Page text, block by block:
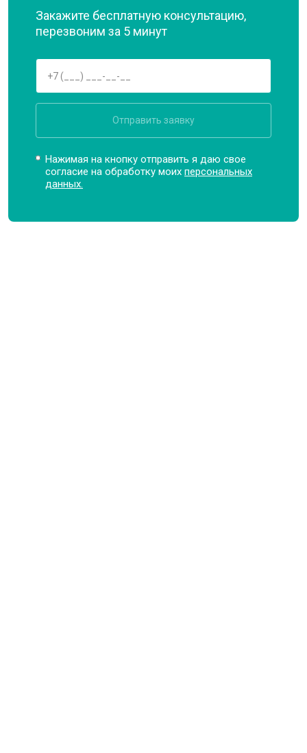
Закажите бесплатную консультацию,
перезвоним за 5 минут
Отправить заявку
Нажимая на кнопку отправить я даю свое
согласие на обработку моихперсональных
данных.